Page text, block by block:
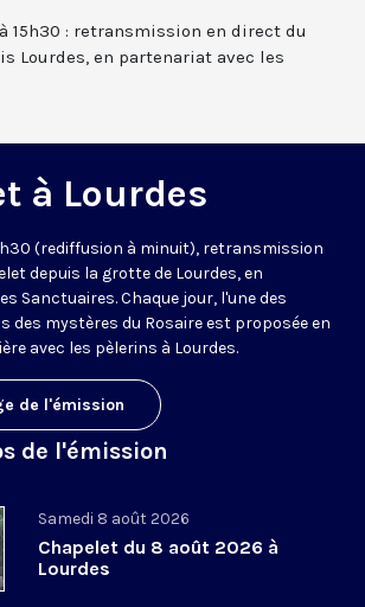
15h30 : retransmission en direct du
Lourdes, en partenariat avec les
à Lourdes
(rediffusion à minuit), retransmission
depuis la grotte de Lourdes, en
Sanctuaires. Chaque jour, l'une des
des mystères du Rosaire est proposée en
avec les pèlerins à Lourdes.
de l'émission
de l'émission
Samedi 8 août 2026
Chapelet du 8 août 2026 à
Lourdes